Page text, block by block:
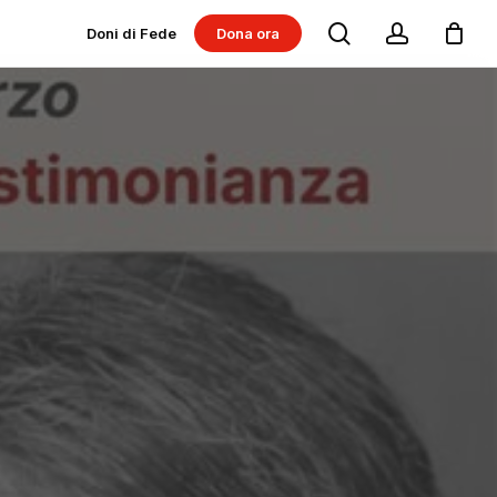
Doni di Fede Dona ora
Dona per Messe
searchaccount